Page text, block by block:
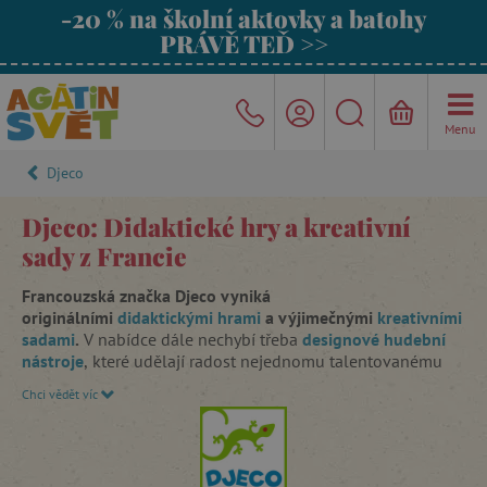
-20 % na školní aktovky a batohy
PRÁVĚ TEĎ >>
Menu
Djeco
Djeco: Didaktické hry a kreativní
sady z Francie
Francouzská značka Djeco vyniká
originálními didaktickými hrami a výjimečnými kreativními
sadami. V nabídce dále nechybí třeba designové hudební
nástroje, které udělají radost nejednomu talentovanému
A co teprve až vaše děti objevíherní světy
Kouzelný svět princezen a víl Djeco Tinyly
zamiluje každá holčička aDjeco Arty Toys Piráti a rytíři
Chci vědět víc